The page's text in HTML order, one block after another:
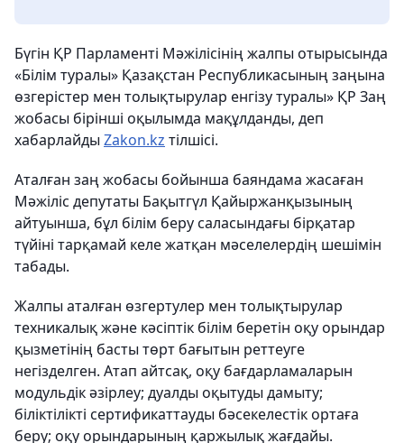
Бүгін ҚР Парламенті Мәжілісінің жалпы отырысында
«Білім туралы» Қазақстан Республикасының заңына
өзгерістер мен толықтырулар енгізу туралы» ҚР Заң
жобасы бірінші оқылымда мақұлданды, деп
хабарлайды Zakon.kz тілшісі.
Аталған заң жобасы бойынша баяндама жасаған
Мәжіліс депутаты Бақытгүл Қайыржанқызының
айтуынша, бұл білім беру саласындағы бірқатар
түйіні тарқамай келе жатқан мәселелердің шешімін
табады.
Жалпы аталған өзгертулер мен толықтырулар
техникалық және кәсіптік білім беретін оқу орындар
қызметінің басты төрт бағытын реттеуге
негізделген. Атап айтсақ, оқу бағдарламаларын
модульдік әзірлеу; дуалды оқытуды дамыту;
біліктілікті сертификаттауды бәсекелестік ортаға
беру; оқу орындарының қаржылық жағдайы.